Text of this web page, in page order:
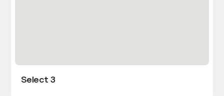
Select 3